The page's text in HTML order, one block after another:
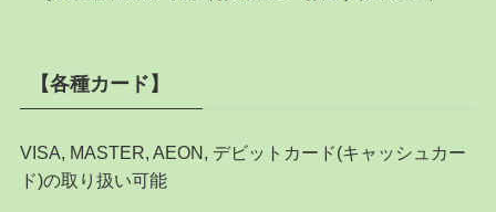
【各種カード】
VISA, MASTER, AEON, デビットカード(キャッシュカー
ド)の取り扱い可能